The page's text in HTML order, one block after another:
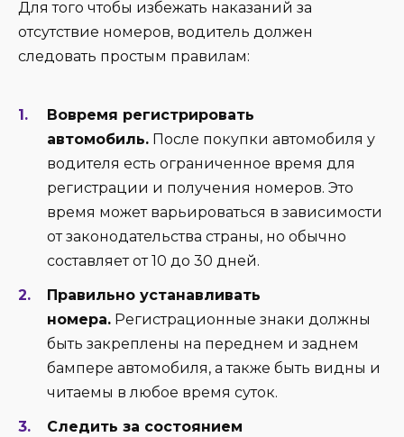
Для того чтобы избежать наказаний за
отсутствие номеров, водитель должен
следовать простым правилам:
Вовремя регистрировать
автомобиль. После покупки автомобиля у
водителя есть ограниченное время для
регистрации и получения номеров. Это
время может варьироваться в зависимости
от законодательства страны, но обычно
составляет от 10 до 30 дней.
Правильно устанавливать
номера. Регистрационные знаки должны
быть закреплены на переднем и заднем
бампере автомобиля, а также быть видны и
читаемы в любое время суток.
Следить за состоянием